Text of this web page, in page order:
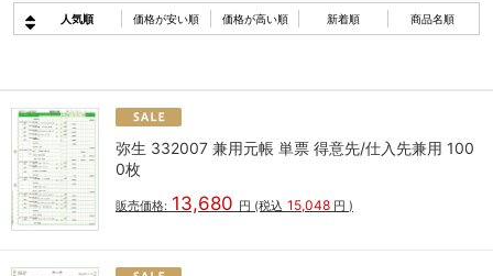
人気順 価格が安い順 価格が高い順 新着順 商品名順
弥生 332007 兼用元帳 単票 得意先/仕入先兼用 100
0枚
販売価格: 13,680 円 (税込 15,048 円 )